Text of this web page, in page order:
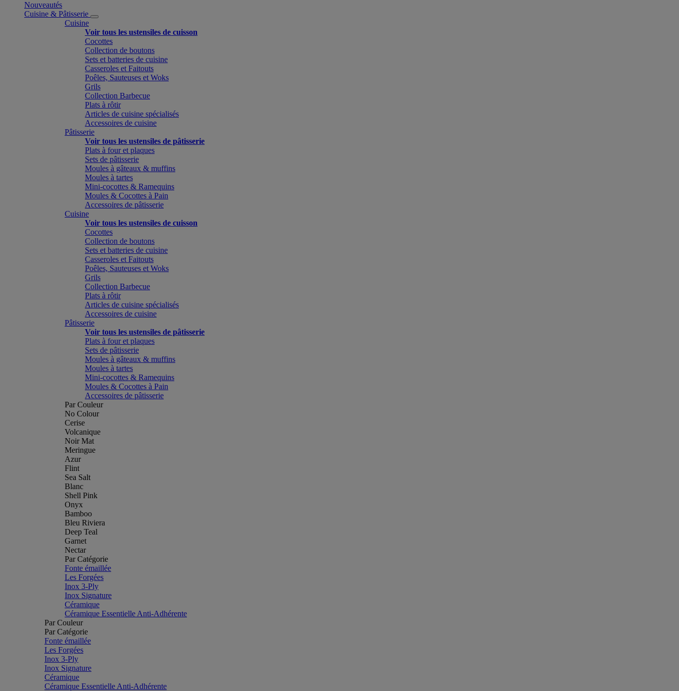
Nouveautés
Cuisine & Pâtisserie
Cuisine
Voir tous les ustensiles de cuisson
Cocottes
Collection de boutons
Sets et batteries de cuisine
Casseroles et Faitouts
Poêles, Sauteuses et Woks
Grils
Collection Barbecue
Plats à rôtir
Articles de cuisine spécialisés
Accessoires de cuisine
Pâtisserie
Voir tous les ustensiles de pâtisserie
Plats à four et plaques
Sets de pâtisserie
Moules à gâteaux & muffins
Moules à tartes
Mini-cocottes & Ramequins
Moules & Cocottes à Pain
Accessoires de pâtisserie
Cuisine
Voir tous les ustensiles de cuisson
Cocottes
Collection de boutons
Sets et batteries de cuisine
Casseroles et Faitouts
Poêles, Sauteuses et Woks
Grils
Collection Barbecue
Plats à rôtir
Articles de cuisine spécialisés
Accessoires de cuisine
Pâtisserie
Voir tous les ustensiles de pâtisserie
Plats à four et plaques
Sets de pâtisserie
Moules à gâteaux & muffins
Moules à tartes
Mini-cocottes & Ramequins
Moules & Cocottes à Pain
Accessoires de pâtisserie
Par Couleur
No Colour
Cerise
Volcanique
Noir Mat
Meringue
Azur
Flint
Sea Salt
Blanc
Shell Pink
Onyx
Bamboo
Bleu Riviera
Deep Teal
Garnet
Nectar
Par Catégorie
Fonte émaillée
Les Forgées
Inox 3-Ply
Inox Signature
Céramique
Céramique Essentielle Anti-Adhérente
Par Couleur
Par Catégorie
Fonte émaillée
Les Forgées
Inox 3-Ply
Inox Signature
Céramique
Céramique Essentielle Anti-Adhérente